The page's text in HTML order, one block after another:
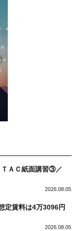
ＡＣ紙面講習③／
2026.08.05
定賃料は4万3096円
2026.08.05